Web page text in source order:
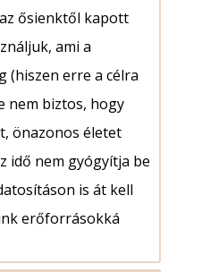
ősienktől kapott
ami a
(hiszen erre a célra
nem biztos, hogy
önazonos életet
idő nem gyógyítja be
is át kell
erőforrásokká